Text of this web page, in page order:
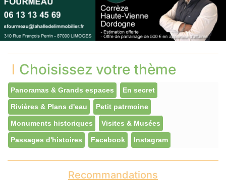
Choisissez votre thème
Panoramas & Grands espaces En secret
Rivières & Plans d'eau Petit patrmoine
Monuments historiques Visites & Musées
Passages d'histoires Facebook Instagram
Recommandations